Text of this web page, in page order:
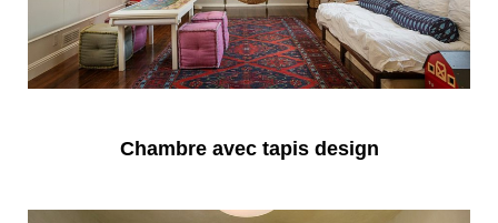
Chambre avec tapis design